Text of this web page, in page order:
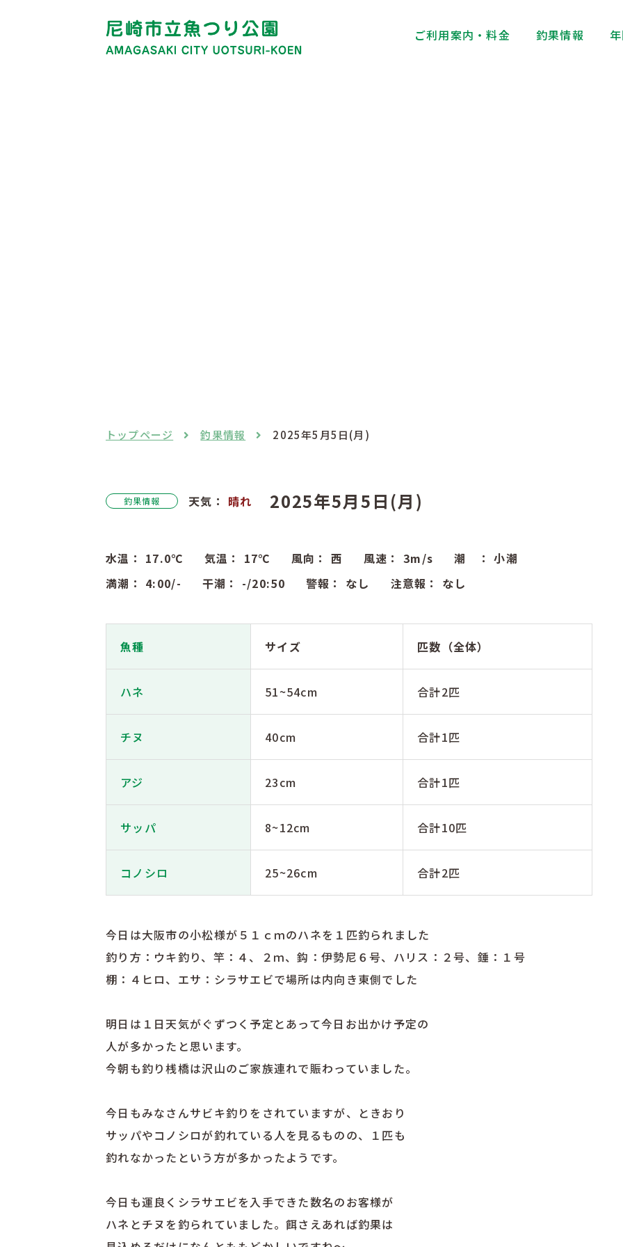
ご利用案内・料金 釣果情報
トップページ 釣果情報 2025年5月5日(月)
釣果情報 天気： 晴れ 2025年5月5日(月)
水温： 17.0℃ 気温： 17℃ 風向： 西 風速：3m/s 潮 ：小潮
満潮： 4:00/- 干潮： -/20:50 警報： なし 注意報： なし
魚種 サイズ 匹数（全体）
ハネ 51~54cm 合計2匹
チヌ 40cm 合計1匹
アジ 23cm 合計1匹
サッパ 8~12cm 合計10匹
コノシロ 25~26cm 合計2匹
今日は大阪市の小松様が５１ｃｍのハネを１匹釣られました
釣り方：ウキ釣り、竿：４、２ｍ、鈎：伊勢尼６号、ハリス：２号、錘：１号
棚：４ヒロ、エサ：シラサエビで場所は内向き東側でした
明日は１日天気がぐずつく予定とあって今日お出かけ予定の
人が多かったと思います。
今朝も釣り桟橋は沢山のご家族連れで賑わっていました。
今日もみなさんサビキ釣りをされていますが、ときおり
サッパやコノシロが釣れている人を見るものの、１匹も
釣れなかったという方が多かったようです。
今日も運良くシラサエビを入手できた数名のお客様が
ハネとチヌを釣られていました。餌さえあれば釣果は